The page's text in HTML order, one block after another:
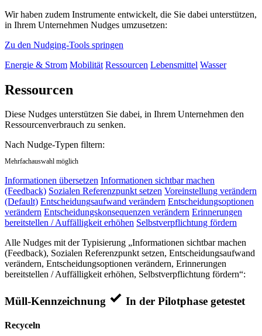
Wir haben zudem Instrumente entwickelt, die Sie dabei unterstützen,
in Ihrem Unternehmen Nudges umzusetzen:
Zu den Nudging-Tools springen
Energie & Strom Mobilität Ressourcen Lebensmittel Wasser
Ressourcen
Diese Nudges unterstützen Sie dabei, in Ihrem Unternehmen den
Ressourcenverbrauch zu senken.
Nach Nudge-Typen filtern:
Mehrfachauswahl möglich
Informationen übersetzen Informationen sichtbar machen
(Feedback) Sozialen Referenzpunkt setzen Voreinstellung verändern
(Default) Entscheidungsaufwand verändern Entscheidungsoptionen
verändern Entscheidungskonsequenzen verändern Erinnerungen
bereitstellen / Auffälligkeit erhöhen Selbstverpflichtung fördern
Alle Nudges mit der Typisierung „Informationen sichtbar machen
(Feedback), Sozialen Referenzpunkt setzen, Entscheidungsaufwand
verändern, Entscheidungsoptionen verändern, Erinnerungen
bereitstellen / Auffälligkeit erhöhen, Selbstverpflichtung fördern“:
Müll-Kennzeichnung In der Pilotphase getestet
Recyceln